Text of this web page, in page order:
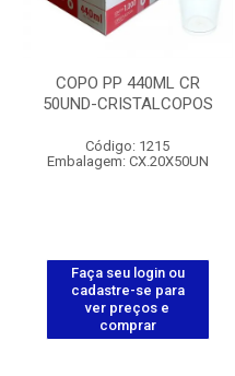
COPO PP 440ML CR
50UND-CRISTALCOPOS
Código: 1215
Embalagem: CX.20X50UN
Faça seu login ou
cadastre-se para
ver preços e
comprar